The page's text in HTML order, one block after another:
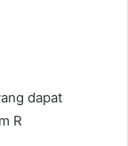
dapat
R